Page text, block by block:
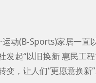
运动(B-Sports)家居一直
社发起“以旧换新 惠民工
，让人们“更愿意换新”